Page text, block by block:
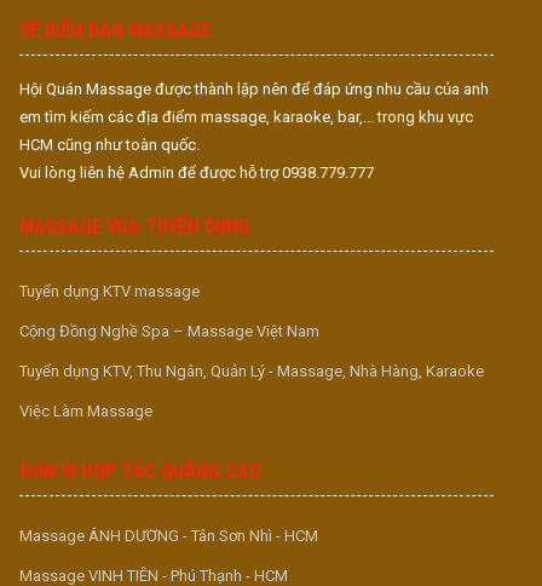
VỀ DIỄN ĐÀN MASSAGE
Hội Quán Massage được thành lập nên để đáp ứng nhu cầu của anh
em tìm kiếm các địa điểm massage, karaoke, bar,... trong khu vực
HCM cũng như toàn quốc.
Vui lòng liên hệ Admin để được hỗ trợ 0938.779.777
MASSAGE VUA TUYỂN DỤNG
Tuyển dụng KTV massage
Cộng Đồng Nghề Spa – Massage Việt Nam
Tuyển dụng KTV, Thu Ngân, Quản Lý - Massage, Nhà Hàng, Karaoke
Việc Làm Massage
ĐƠN VỊ HỢP TÁC QUẢNG CÁO
Massage ÁNH DƯƠNG - Tân Sơn Nhì - HCM
Massage VINH TIÊN - Phú Thạnh - HCM